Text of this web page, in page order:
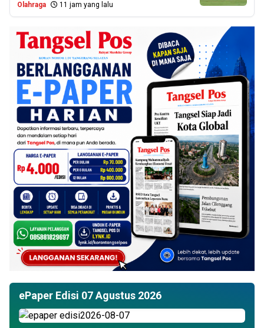
Olahraga 11 jam yang lalu
ePaper Edisi 07 Agustus 2026